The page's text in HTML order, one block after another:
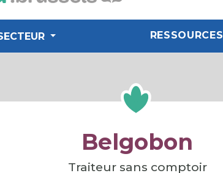
RESSOURCES
Belgobon
Traiteur sans comptoir